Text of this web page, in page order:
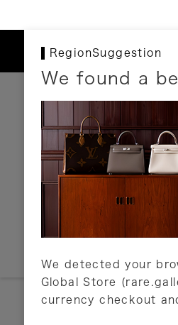
RegionSuggestion
We found a
We detected your
Global Store
currency checkout
お支払い
以下のお支払
クレジット
ショッピン
銀行振込・
代金引換
Amazon
PayPay
店頭支払い
詳しくはこち